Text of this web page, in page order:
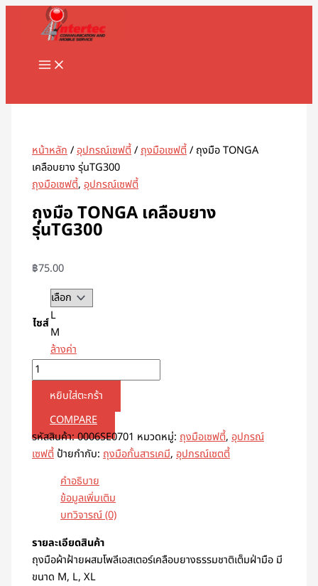
Skip
MAIN
MENU
หน้าหลัก/อุปกรณ์เซฟตี้/ถุงมือเซฟตี้/ ถุงมือ TONGA
เคลือบยาง รุ่นTG300
ถุงมือเซฟตี้,อุปกรณ์เซฟตี้
ถุงมือ TONGA เคลือบยาง
รุ่นTG300
฿75.00
ไซส์L
M
ล้างค่า
จำนวน
ถุงมือ
TONGA
เคลือบ
หยิบใส่ตะกร้า
COMPARE
รหัสสินค้า:0006SE0701 หมวดหมู่:ถุงมือเซฟตี้,อุปกรณ์
เซฟตี้ ป้ายกำกับ:ถุงมือกั้นสารเคมี,อุปกรณ์เซตตี้
คำอธิบาย
ข้อมูลเพิ่มเติม
บทวิจารณ์ (0)
รายละเอียดสินค้า
ถุงมือผ้าฝ้ายผสมโพลีเอสเตอร์เคลือบยางธรรมชาติเต็มฝ่ามือ มี
ขนาด M, L, XL